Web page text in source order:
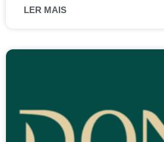
LER MAIS